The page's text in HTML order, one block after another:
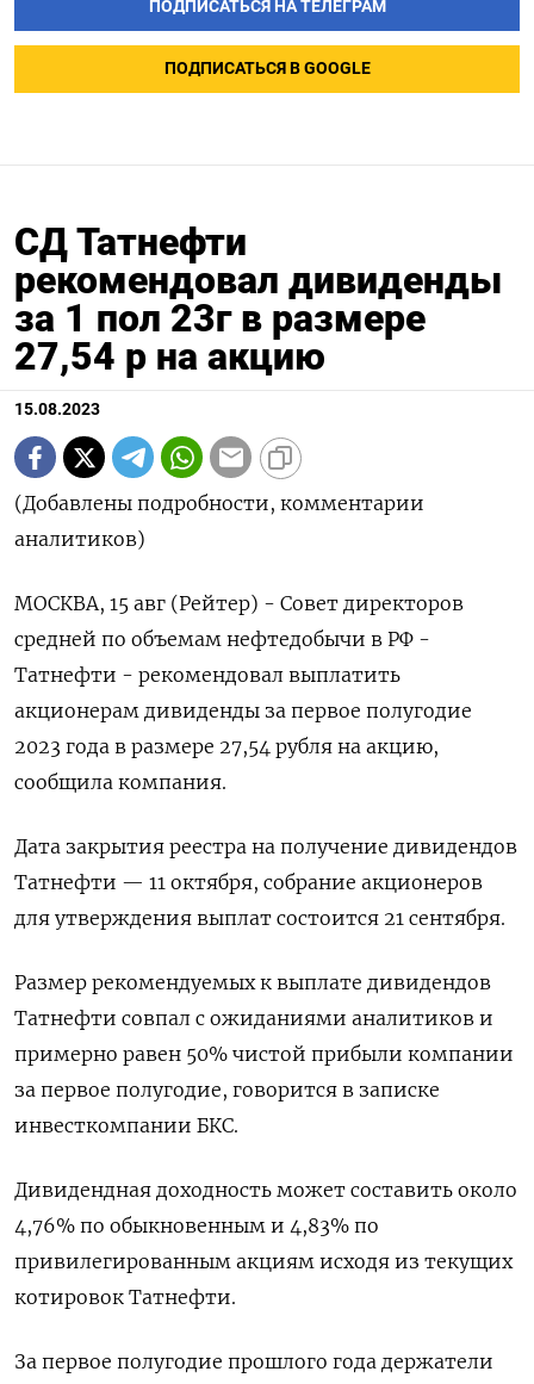
ПОДПИСАТЬСЯ НА ТЕЛЕГРАМ
ПОДПИСАТЬСЯ В GOOGLE
СД Татнефти
рекомендовал дивиденды
за 1 пол 23г в размере
27,54 р на акцию
15.08.2023
(Добавлены подробности, комментарии
аналитиков)
МОСКВА, 15 авг (Рейтер) - Совет директоров
средней по объемам нефтедобычи в РФ -
Татнефти - рекомендовал выплатить
акционерам дивиденды за первое полугодие
2023 года в размере 27,54 рубля на акцию,
сообщила компания.
Дата закрытия реестра на получение дивидендов
Татнефти — 11 октября, собрание акционеров
для утверждения выплат состоится 21 сентября.
Размер рекомендуемых к выплате дивидендов
Татнефти совпал с ожиданиями аналитиков и
примерно равен 50% чистой прибыли компании
за первое полугодие, говорится в записке
инвесткомпании БКС.
Дивидендная доходность может составить около
4,76% по обыкновенным и 4,83% по
привилегированным акциям исходя из текущих
котировок Татнефти.
За первое полугодие прошлого года держатели